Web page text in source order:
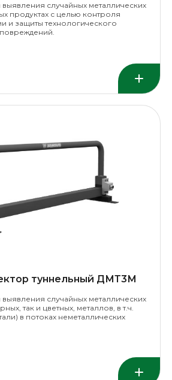
случайных металлических
продуктах с целью контроля
и защиты технологического
туннельный ДМТ3М
случайных металлических
так и цветных, металлов, в т.ч.
в потоках неметаллических